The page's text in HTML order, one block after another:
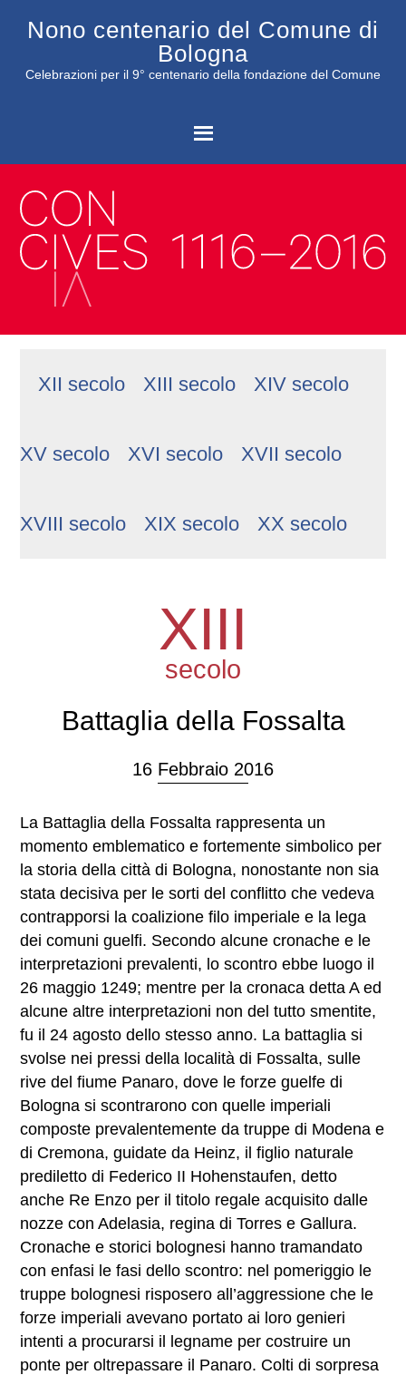
Nono centenario del Comune di
Bologna
Celebrazioni per il 9° centenario della fondazione del Comune
XII secolo XIII secolo XIV secolo
XV secolo XVI secolo XVII secolo
XVIII secolo XIX secolo XX secolo
XIII
secolo
Battaglia della Fossalta
16 Febbraio 2016
La Battaglia della Fossalta rappresenta un
momento emblematico e fortemente simbolico per
la storia della città di Bologna, nonostante non sia
stata decisiva per le sorti del conflitto che vedeva
contrapporsi la coalizione filo imperiale e la lega
dei comuni guelfi. Secondo alcune cronache e le
interpretazioni prevalenti, lo scontro ebbe luogo il
26 maggio 1249; mentre per la cronaca detta A ed
alcune altre interpretazioni non del tutto smentite,
fu il 24 agosto dello stesso anno. La battaglia si
svolse nei pressi della località di Fossalta, sulle
rive del fiume Panaro, dove le forze guelfe di
Bologna si scontrarono con quelle imperiali
composte prevalentemente da truppe di Modena e
di Cremona, guidate da Heinz, il figlio naturale
prediletto di Federico II Hohenstaufen, detto
anche Re Enzo per il titolo regale acquisito dalle
nozze con Adelasia, regina di Torres e Gallura.
Cronache e storici bolognesi hanno tramandato
con enfasi le fasi dello scontro: nel pomeriggio le
truppe bolognesi risposero all’aggressione che le
forze imperiali avevano portato ai loro genieri
intenti a procurarsi il legname per costruire un
ponte per oltrepassare il Panaro. Colti di sorpresa